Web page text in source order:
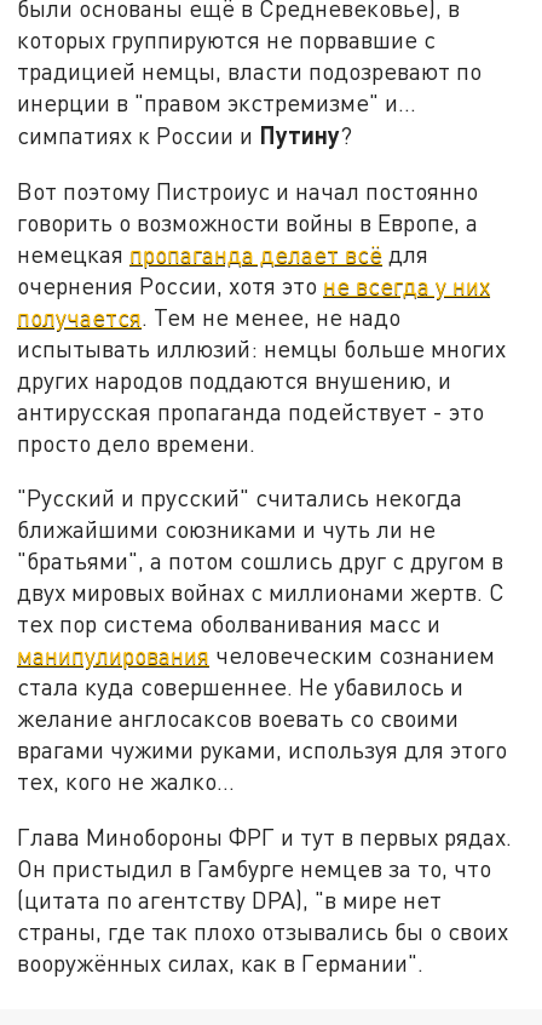
были основаны ещё в Средневековье), в
которых группируются не порвавшие с
традицией немцы, власти подозревают по
инерции в "правом экстремизме" и…
симпатиях к России и Путину?
Вот поэтому Пистроиус и начал постоянно
говорить о возможности войны в Европе, а
немецкая пропаганда делает всё для
очернения России, хотя это не всегда у них
получается. Тем не менее, не надо
испытывать иллюзий: немцы больше многих
других народов поддаются внушению, и
антирусская пропаганда подействует - это
просто дело времени.
"Русский и прусский" считались некогда
ближайшими союзниками и чуть ли не
"братьями", а потом сошлись друг с другом в
двух мировых войнах с миллионами жертв. С
тех пор система оболванивания масс и
манипулирования человеческим сознанием
стала куда совершеннее. Не убавилось и
желание англосаксов воевать со своими
врагами чужими руками, используя для этого
тех, кого не жалко…
Глава Минобороны ФРГ и тут в первых рядах.
Он пристыдил в Гамбурге немцев за то, что
(цитата по агентству DPA), "в мире нет
страны, где так плохо отзывались бы о своих
вооружённых силах, как в Германии".